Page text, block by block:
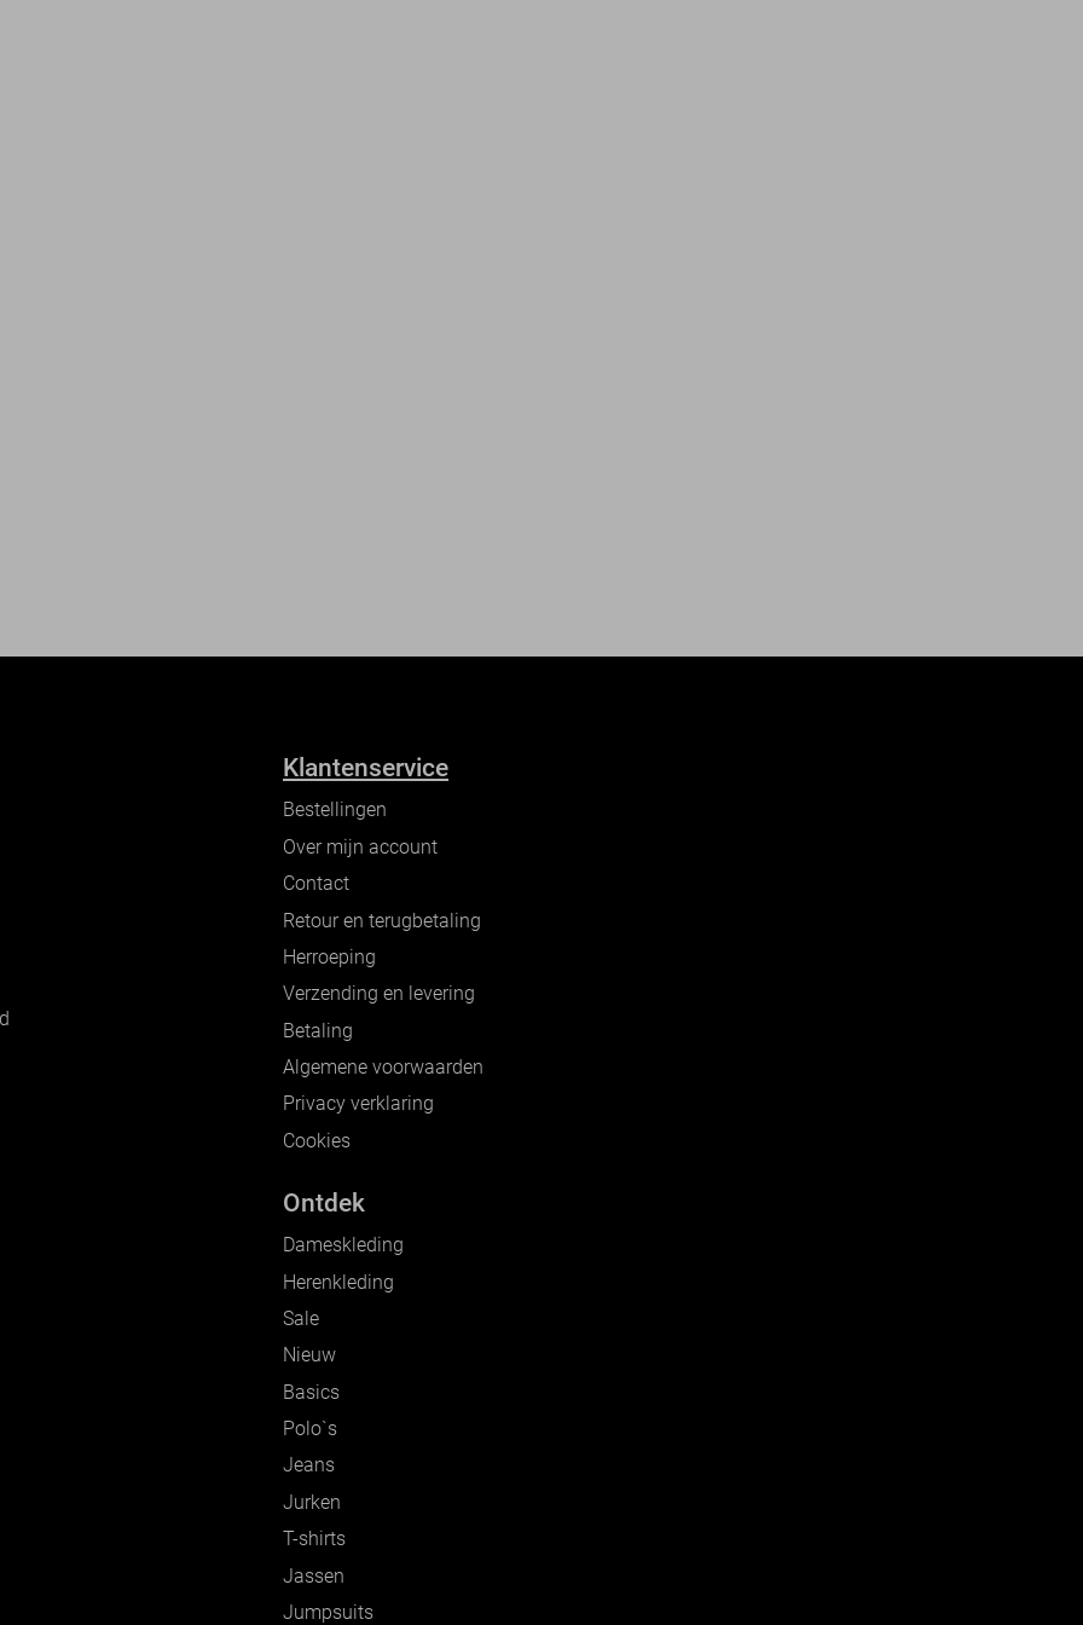
Klantenservice
Bestellingen
Over mijn account
Contact
Retour en terugbetaling
Herroeping
Verzending en levering
Betaling
Algemene voorwaarden
Privacy verklaring
Cookies
Ontdek
Dameskleding
Herenkleding
Sale
Nieuw
Basics
Polo`s
Jeans
Jurken
T-shirts
Jassen
Jumpsuits